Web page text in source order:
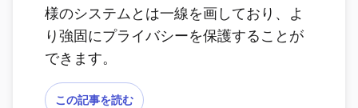
様のシステムとは一線を画しており、よ
り強固にプライバシーを保護することが
できます。
この記事を読む